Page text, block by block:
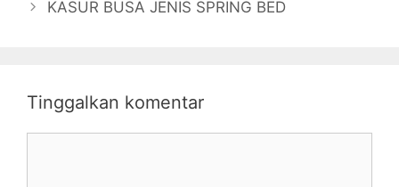
KASUR BUSA JENIS SPRING BED
Tinggalkan komentar